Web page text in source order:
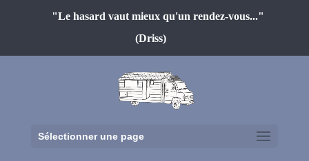
"Le hasard vaut mieux qu'un rendez-vous..."
(Driss)
Sélectionner une page